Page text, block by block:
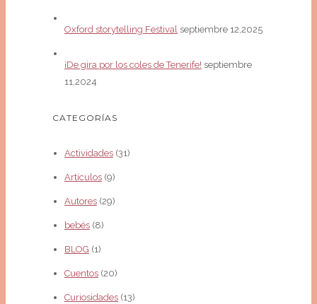
Oxford storytelling Festival septiembre 12,2025
¡De gira por los coles de Tenerife! septiembre
11,2024
CATEGORÍAS
Actividades(31)
Artículos(9)
Autores(29)
bebés(8)
BLOG (1)
Cuentos(20)
Curiosidades(13)